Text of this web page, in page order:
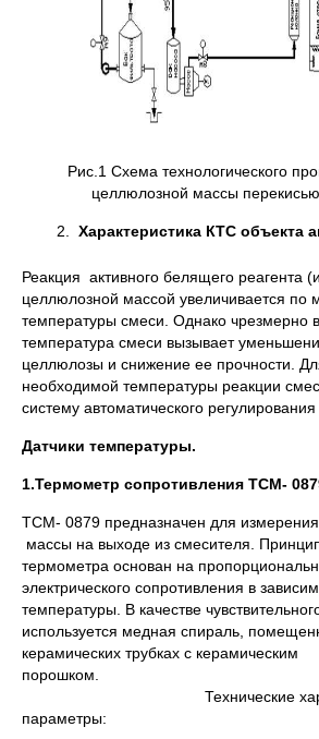
Рис.1 Схема технологического
целлюлозной массы
2. Характеристика КТС объекта
Реакция активного белящего реагента
целлюлозной массой увеличивается по
температуры смеси. Однако чрезмерно
температура смеси вызывает
целлюлозы и снижение ее прочности.
необходимой температуры реакции
систему автоматического
Датчики температуры.
1.Термометр сопротивления ТСМ-
ТСМ- 0879 предназначен для
массы на выходе из смесителя.
термометра основан на
электрического сопротивления в
температуры. В качестве
используется медная спираль,
керамических трубках с керамическим
Технические
параметры: